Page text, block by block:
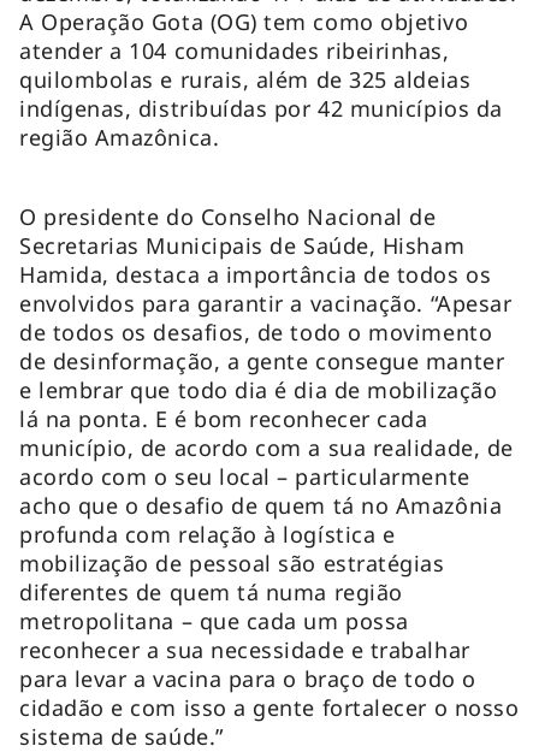
A Operação Gota (OG) tem como objetivo
atender a 104 comunidades ribeirinhas,
quilombolas e rurais, além de 325 aldeias
indígenas, distribuídas por 42 municípios da
região Amazônica.
O presidente do Conselho Nacional de
Secretarias Municipais de Saúde, Hisham
Hamida, destaca a importância de todos os
envolvidos para garantir a vacinação. “Apesar
de todos os desafios, de todo o movimento
de desinformação, a gente consegue manter
e lembrar que todo dia é dia de mobilização
lá na ponta. E é bom reconhecer cada
município, de acordo com a sua realidade, de
acordo com o seu local – particularmente
acho que o desafio de quem tá no Amazônia
profunda com relação à logística e
mobilização de pessoal são estratégias
diferentes de quem tá numa região
metropolitana – que cada um possa
reconhecer a sua necessidade e trabalhar
para levar a vacina para o braço de todo o
cidadão e com isso a gente fortalecer o nosso
sistema de saúde.”